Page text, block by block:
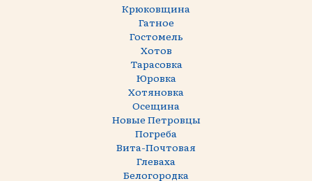
Крюковщина
Гатное
Гостомель
Хотов
Тарасовка
Юровка
Хотяновка
Осещина
Новые Петровцы
Погреба
Вита-Почтовая
Глеваха
Белогородка